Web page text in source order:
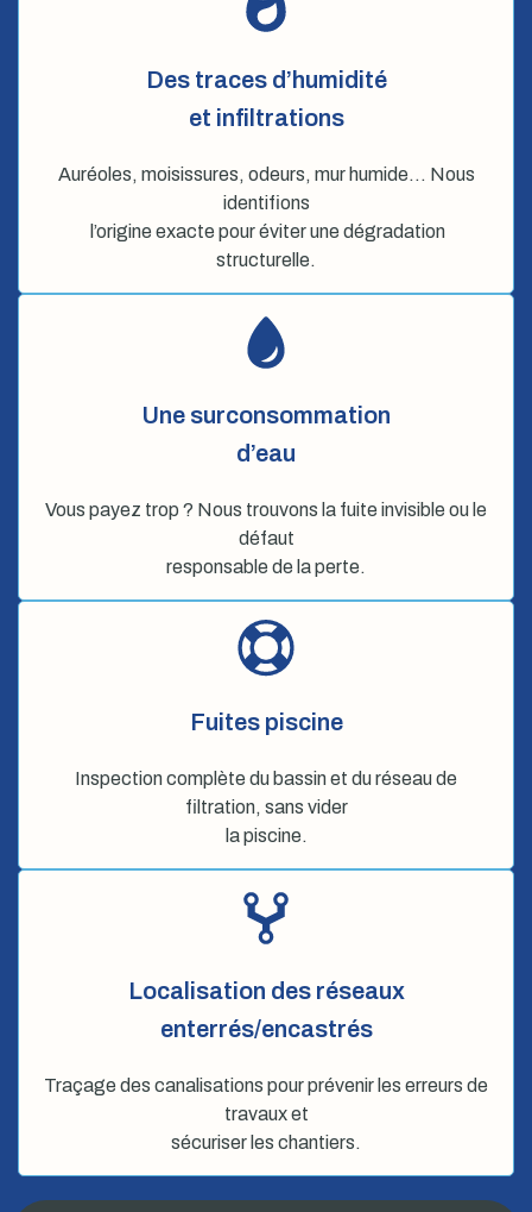
Des traces d’humidité
et infiltrations
Auréoles, moisissures, odeurs, mur humide… Nous
identifions
l’origine exacte pour éviter une dégradation
structurelle.
Une surconsommation
d’eau
Vous payez trop ? Nous trouvons la fuite invisible ou le
défaut
responsable de la perte.
Fuites piscine
Inspection complète du bassin et du réseau de
filtration, sans vider
la piscine.
Localisation des réseaux
enterrés/encastrés
Traçage des canalisations pour prévenir les erreurs de
travaux et
sécuriser les chantiers.